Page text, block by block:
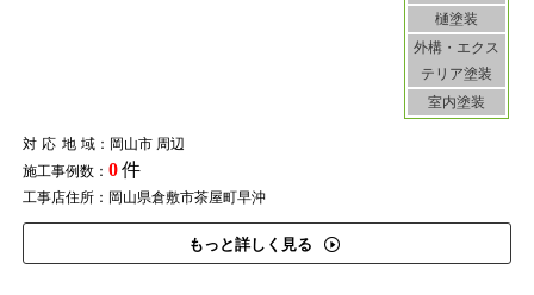
樋塗装
外構・エクス
テリア塗装
室内塗装
対応地域：岡山市 周辺
施工事例数： 0件
工事店住所：岡山県倉敷市茶屋町早沖
もっと詳しく見る